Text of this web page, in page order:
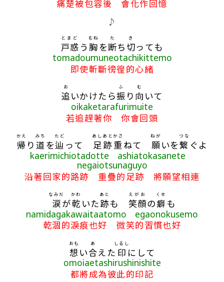
痛楚被包容後 會化作回憶
♪
戸惑
とまど
う 胸
むね
を断
た
ち切
き
っても
tomadoumuneotachikittemo
即使斬斷徬徨的心緒
追
お
いかけたら振
ふ
り 向
む
いて
oikaketarafurimuite
若追趕著你 你會回頭
帰
かえ
り 道
みち
を辿
たど
って 足跡
あしあと
重
かさ
ねて 願
ねが
いを繋
つな
ぐよ
kaerimichiotadotte ashiatokasanete
negaiotsunaguyo
沿著回家的路跡 重疊的足跡 將願望相連
涙
なみだ
が乾
かわ
いた跡
あと
も 笑顔
えがお
の癖
くせ
も
namidagakawaitaatomo egaonokusemo
乾涸的淚痕也好 微笑的習慣也好
想
おも
い合
あ
えた 印
しるし
にして
omoiaetashirushinishite
都將成為彼此的印記